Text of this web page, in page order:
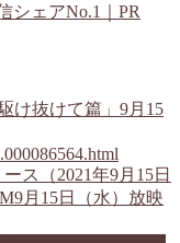
シェアNo.1｜PR
け抜けて篇」9月15
ス（2021年9月15日
月15日（水）放映